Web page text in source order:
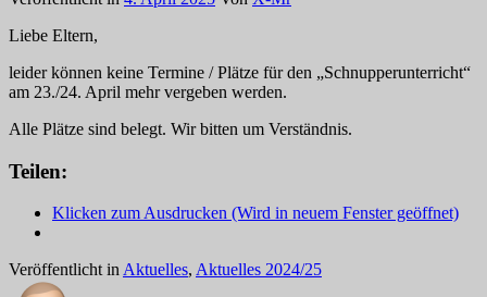
Liebe Eltern,
leider können keine Termine / Plätze für den „Schnupperunterricht“
am 23./24. April mehr vergeben werden.
Alle Plätze sind belegt. Wir bitten um Verständnis.
Teilen:
Klicken zum Ausdrucken (Wird in neuem Fenster geöffnet)
Veröffentlicht in Aktuelles, Aktuelles 2024/25